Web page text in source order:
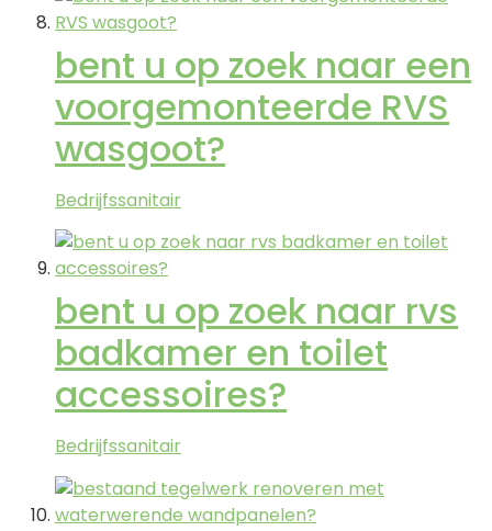
bent u op zoek naar een
voorgemonteerde RVS
wasgoot?
Bedrijfssanitair
bent u op zoek naar rvs
badkamer en toilet
accessoires?
Bedrijfssanitair